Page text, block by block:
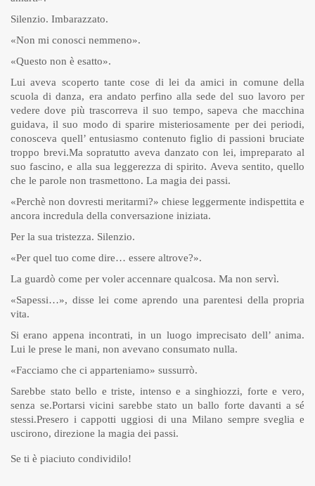
Silenzio. Imbarazzato.
«Non mi conosci nemmeno».
«Questo non è esatto».
Lui aveva scoperto tante cose di lei da amici in comune della
scuola di danza, era andato perfino alla sede del suo lavoro per
vedere dove più trascorreva il suo tempo, sapeva che macchina
guidava, il suo modo di sparire misteriosamente per dei periodi,
conosceva quell’ entusiasmo contenuto figlio di passioni bruciate
troppo brevi.Ma sopratutto aveva danzato con lei, impreparato al
suo fascino, e alla sua leggerezza di spirito. Aveva sentito, quello
che le parole non trasmettono. La magia dei passi.
«Perchè non dovresti meritarmi?» chiese leggermente indispettita e
ancora incredula della conversazione iniziata.
Per la sua tristezza. Silenzio.
«Per quel tuo come dire… essere altrove?».
La guardò come per voler accennare qualcosa. Ma non servì.
«Sapessi…», disse lei come aprendo una parentesi della propria
vita.
Si erano appena incontrati, in un luogo imprecisato dell’ anima.
Lui le prese le mani, non avevano consumato nulla.
«Facciamo che ci apparteniamo» sussurrò.
Sarebbe stato bello e triste, intenso e a singhiozzi, forte e vero,
senza se.Portarsi vicini sarebbe stato un ballo forte davanti a sé
stessi.Presero i cappotti uggiosi di una Milano sempre sveglia e
uscirono, direzione la magia dei passi.
Se ti è piaciuto condividilo!